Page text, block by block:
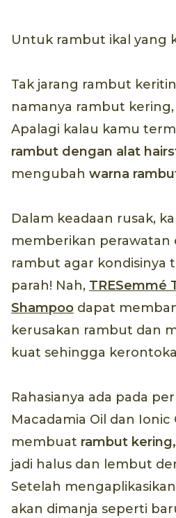
Untuk rambut ikal yang
Tak jarang rambut
namanya rambut kering,
Apalagi kalau kamu
rambut dengan alat
mengubah warna
Dalam keadaan rusak,
memberikan perawatan
rambut agar kondisinya
parah! Nah, TRESemmé
Shampoo dapat
kerusakan rambut dan
kuat sehingga
Rahasianya ada pada
Macadamia Oil dan Ionic
membuat rambut
jadi halus dan lembut
Setelah
akan dimanja seperti